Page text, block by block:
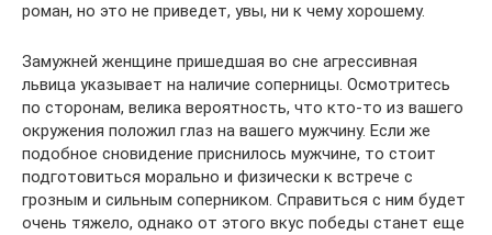
роман, но это не приведет, увы, ни к чему хорошему.
Замужней женщине пришедшая во сне агрессивная
львица указывает на наличие соперницы. Осмотритесь
по сторонам, велика вероятность, что кто-то из вашего
окружения положил глаз на вашего мужчину. Если же
подобное сновидение приснилось мужчине, то стоит
подготовиться морально и физически к встрече с
грозным и сильным соперником. Справиться с ним будет
очень тяжело, однако от этого вкус победы станет еще